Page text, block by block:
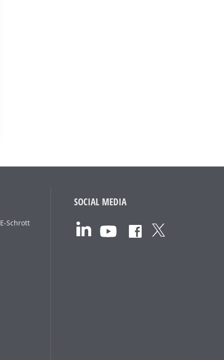
Schrott
SOCIAL MEDIA
und die keine personenbezogenen Daten